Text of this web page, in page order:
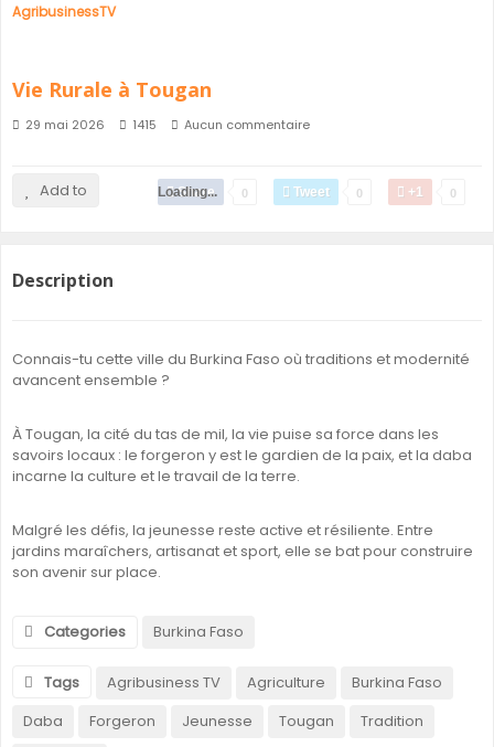
AgribusinessTV
Vie Rurale à Tougan
29 mai 2026 1415 Aucun commentaire
Add to Share 0 Tweet 0 +1 0
Loading...
Description
Connais-tu cette ville du Burkina Faso où traditions et modernité
avancent ensemble ?
À Tougan, la cité du tas de mil, la vie puise sa force dans les
savoirs locaux : le forgeron y est le gardien de la paix, et la daba
incarne la culture et le travail de la terre.
Malgré les défis, la jeunesse reste active et résiliente. Entre
jardins maraîchers, artisanat et sport, elle se bat pour construire
son avenir sur place.
Categories Burkina Faso
Tags Agribusiness TV Agriculture
Burkina Faso
Daba
Forgeron Jeunesse Tougan
Tradition